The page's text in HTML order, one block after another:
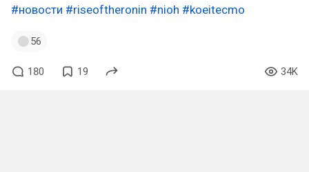
#новости #riseoftheronin #nioh #koeitecmo
56
180 19 34K